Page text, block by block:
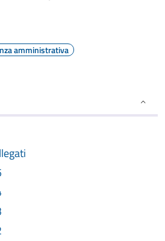
amministrativa